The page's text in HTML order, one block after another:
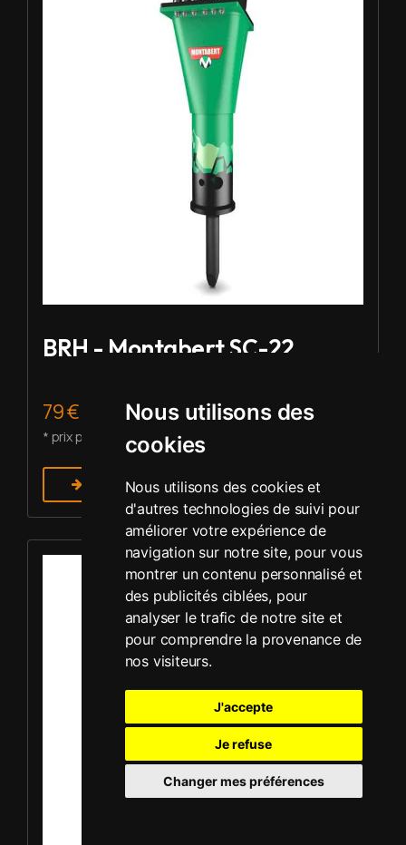
Nous utilisons des
cookies
Nous utilisons des cookies et
d'autres technologies de suivi pour
améliorer votre expérience de
navigation sur notre site, pour vous
montrer un contenu personnalisé et
des publicités ciblées, pour
analyser le trafic de notre site et
pour comprendre la provenance de
nos visiteurs.
J'accepte
Je refuse
Changer mes préférences
BRH - Montabert SC-22
79 € HT/j.
* prix pour 2 à 5 j de location
En savoir plus
Louer Plaque vibrante - Mikasa MVC-F60R